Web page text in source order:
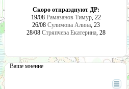
Скоро отпразднуют ДР:
19/08 Рамазанов Тимур, 22
26/08 Сулимова Алина, 23
28/08 Стряпчева Екатерина, 28
Ваше мнение